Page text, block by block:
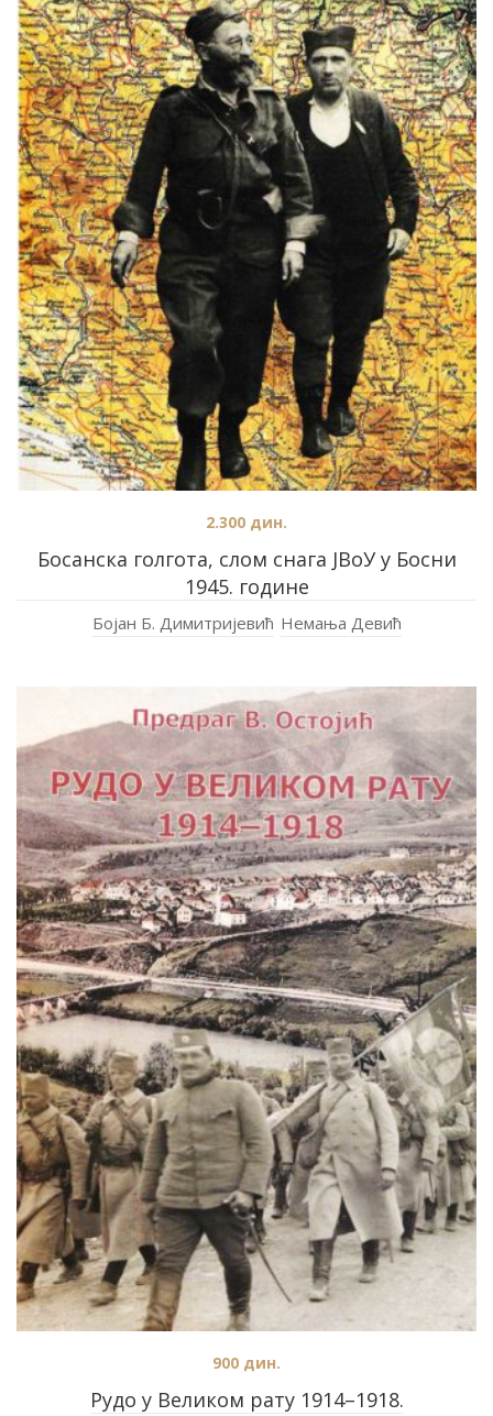
Босанска голгота, слом снага ЈВоУ у Босни
1945. године
2.300 дин.
Бојан Б. Димитријевић Немања Девић
Рудо у Великом рату 1914–1918.
900 дин.